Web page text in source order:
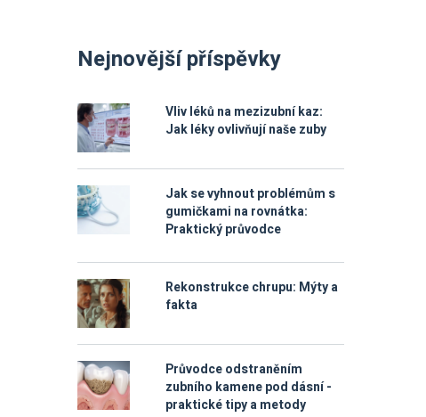
Nejnovější příspěvky
Vliv léků na mezizubní kaz:
Jak léky ovlivňují naše zuby
Jak se vyhnout problémům s
gumičkami na rovnátka:
Praktický průvodce
Rekonstrukce chrupu: Mýty a
fakta
Průvodce odstraněním
zubního kamene pod dásní -
praktické tipy a metody